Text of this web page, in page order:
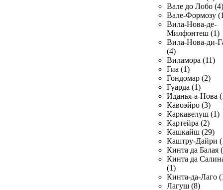
Вале до Лобо (4)
Вале-Формозу
Вила-Нова-де-
Милфонтеш (1)
Вила-Нова-ди-
(4)
Виламора (11)
Гиа (1)
Гондомар (2)
Гуарда (1)
Иданья-а-Нова
Кавоэйро (3)
Каркавелуш (1)
Картейра (2)
Кашкайш (29)
Каштру-Дайри
Кинта да Балая
Кинта да
(1)
Кинта-да-Лаго
Лагуш (8)